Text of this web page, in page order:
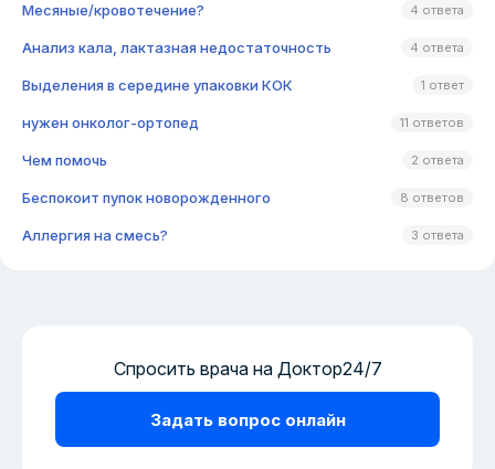
Месяные/кровотечение? 4 ответа
Анализ кала, лактазная недостаточность 4 ответа
Выделения в середине упаковки КОК 1 ответ
нужен онколог-ортопед 11 ответов
Чем помочь 2 ответа
Беспокоит пупок новорожденного 8 ответов
Аллергия на смесь? 3 ответа
Спросить врача на Доктор24/7
Задать вопрос онлайн